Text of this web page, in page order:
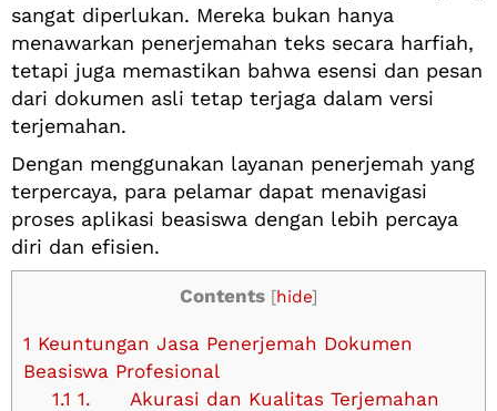
sangat diperlukan. Mereka bukan hanya
menawarkan penerjemahan teks secara harfiah,
tetapi juga memastikan bahwa esensi dan pesan
dari dokumen asli tetap terjaga dalam versi
terjemahan.
Dengan menggunakan layanan penerjemah yang
terpercaya, para pelamar dapat menavigasi
proses aplikasi beasiswa dengan lebih percaya
diri dan efisien.
Contents [hide]
1 Keuntungan Jasa Penerjemah Dokumen
Beasiswa Profesional
1.1 1. Akurasi dan Kualitas Terjemahan